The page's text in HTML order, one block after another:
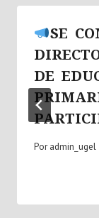
SE
DE
Por admin_ugel